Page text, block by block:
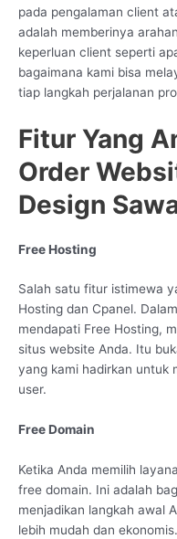
pada pengalaman client
adalah memberinya
keperluan client seperti
bagaimana kami bisa
tiap langkah perjalanan
Fitur Yang
Order
Design
Free Hosting
Salah satu fitur istimewa
Hosting dan Cpanel.
mendapati Free Hosting,
situs website Anda. Itu
yang kami hadirkan untuk
user.
Free Domain
Ketika Anda memilih
free domain. Ini adalah
menjadikan langkah awal
lebih mudah dan ekonomis.